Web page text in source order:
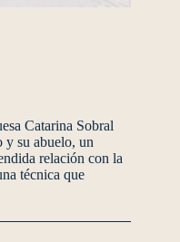
Catarina Sobral
y su abuelo, un
relación con la
técnica que